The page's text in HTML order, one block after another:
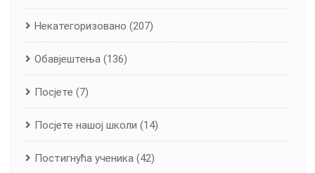
Некатегоризовано (207)
Обавјештења (136)
Посјете (7)
Посјете нашој школи (14)
Постигнућа ученика (42)